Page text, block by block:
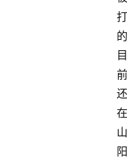
打
的
目
前
还
在
山
阳